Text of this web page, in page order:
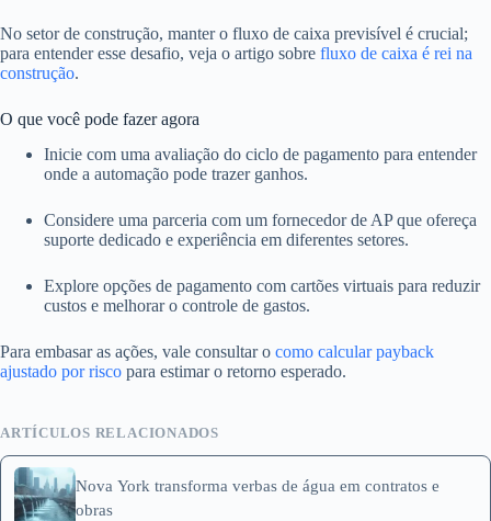
No setor de construção, manter o fluxo de caixa previsível é crucial;
para entender esse desafio, veja o artigo sobre fluxo de caixa é rei na
construção.
O que você pode fazer agora
Inicie com uma avaliação do ciclo de pagamento para entender
onde a automação pode trazer ganhos.
Considere uma parceria com um fornecedor de AP que ofereça
suporte dedicado e experiência em diferentes setores.
Explore opções de pagamento com cartões virtuais para reduzir
custos e melhorar o controle de gastos.
Para embasar as ações, vale consultar o como calcular payback
ajustado por risco para estimar o retorno esperado.
ARTÍCULOS RELACIONADOS
Nova York transforma verbas de água em contratos e
obras